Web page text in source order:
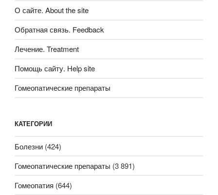
О сайте. About the site
Обратная связь. Feedback
Лечение. Treatment
Помощь сайту. Help site
Гомеопатические препараты
КАТЕГОРИИ
Болезни (424)
Гомеопатические препараты (3 891)
Гомеопатия (644)